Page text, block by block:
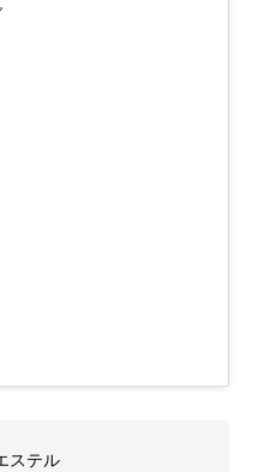
ステル